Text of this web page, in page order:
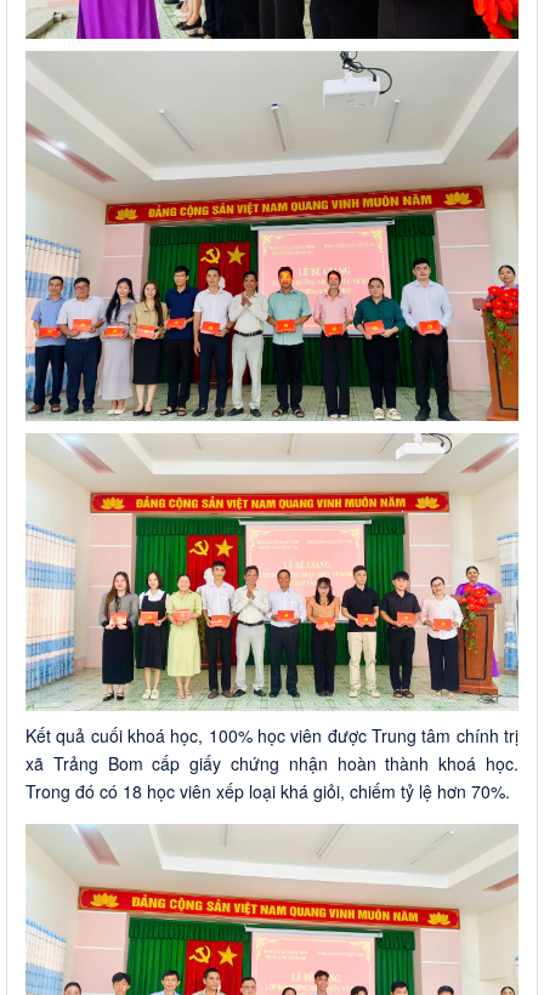
Kết quả cuối khoá học, 100% học viên được Trung tâm chính trị
xã Trảng Bom cấp giấy chứng nhận hoàn thành khoá học.
Trong đó có 18 học viên xếp loại khá giỏi, chiếm tỷ lệ hơn 70%.